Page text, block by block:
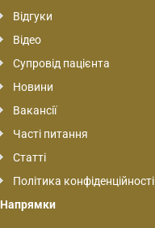
Відгуки
Відео
Супровід пацієнта
Новини
Вакансії
Часті питання
Статті
Політика конфіденційності
Напрямки